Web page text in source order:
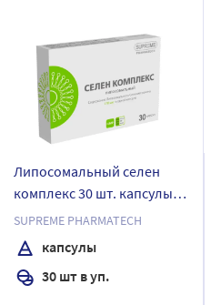
Липосомальный селен
комплекс 30 шт. капсулы
массой 548 мг
SUPREME PHARMATECH
капсулы
30 шт в уп.